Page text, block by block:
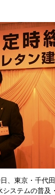
、東京・千代
ステムの普